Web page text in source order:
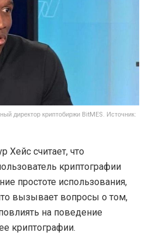
директор криптобиржи BitMES. Источник:
Хейс считает, что
криптографии
простоте использования,
вызывает вопросы о том,
на поведение
криптографии.